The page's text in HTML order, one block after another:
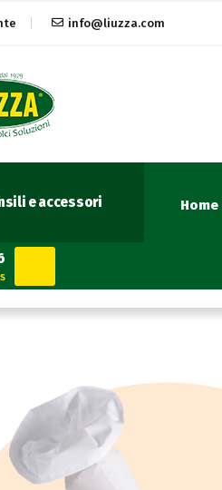
info@liuzza.com
e accessori Home